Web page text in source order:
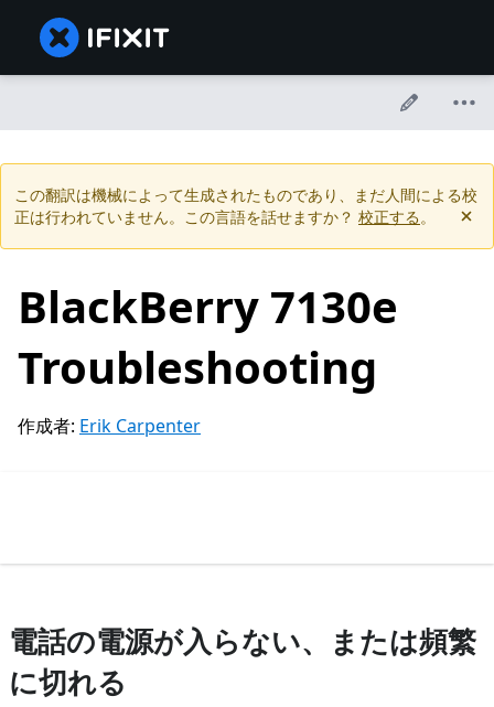
この翻訳は機械によって生成されたものであり、まだ人間による校
正は行われていません。この言語を話せますか？ 校正する。
BlackBerry 7130e
Troubleshooting
作成者: Erik Carpenter
電話の電源が入らない、または頻繁
に切れる